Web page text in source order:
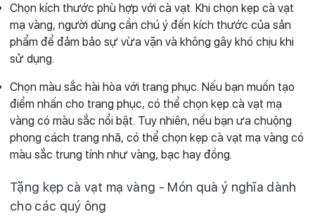
Chọn kích thước phù hợp với cà vạt. Khi chọn kẹp cà vạt
mạ vàng, người dùng cần chú ý đến kích thước của sản
phẩm để đảm bảo sự vừa vặn và không gây khó chịu khi
sử dụng.
Chọn màu sắc hài hòa với trang phục. Nếu bạn muốn tạo
điểm nhấn cho trang phục, có thể chọn kẹp cà vạt mạ
vàng có màu sắc nổi bật. Tuy nhiên, nếu bạn ưa chuộng
phong cách trang nhã, có thể chọn kẹp cà vạt mạ vàng có
màu sắc trung tính như vàng, bạc hay đồng.
Tặng kẹp cà vạt mạ vàng - Món quà ý nghĩa dành
cho các quý ông